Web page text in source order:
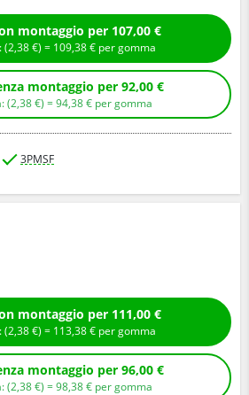
Compra con montaggio per 107,00 €
+ Ecotassa: (2,38€ ) = 109,38€ per gomma
Compra senza montaggio per 92,00 €
+ Ecotassa: (2,38€ ) =94,38€ per gomma
3PMSF
Compra con montaggio per 111,00 €
+ Ecotassa: (2,38€ ) = 113,38€ per gomma
Compra senza montaggio per 96,00 €
+ Ecotassa: (2,38€ ) =98,38€ per gomma